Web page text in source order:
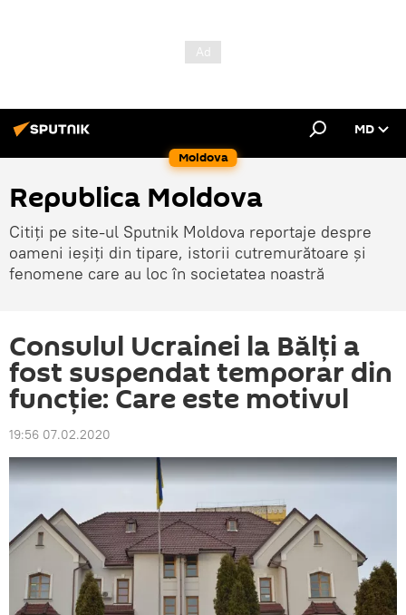
Moldova
MD
Republica Moldova
Citiți pe site-ul Sputnik Moldova reportaje despre
oameni ieșiți din tipare, istorii cutremurătoare și
fenomene care au loc în societatea noastră
Consulul Ucrainei la Bălți a
fost suspendat temporar din
funcție: Care este motivul
19:56 07.02.2020